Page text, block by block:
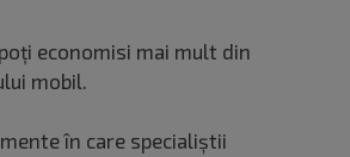
economisi mai mult din
mobil.
în care specialiștii